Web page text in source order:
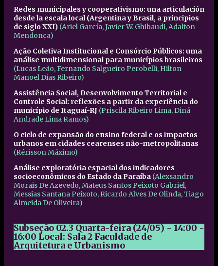
Redes municipales y cooperativismo: una articulación
desde la escala local (Argentina y Brasil, a principios
de siglo XXI) (Ariel García, Javier W. Ghibaudi, Adalton
Mendonça)
Ação Coletiva Institucional e Consórcio Públicos: uma
análise multidimensional para municípios brasileiros
(Lucas Leão, Fernando Salgueiro Perobelli, Hilton
Manoel Dias Ribeiro)
Assistência Social, Desenvolvimento Territorial e
Controle Social: reflexões a partir da experiência do
município de Itaguaí-RJ (Priscila Ribeiro Lima, Diná
Andrade Lima Ramos)
O ciclo de expansão do ensino federal e os impactos
urbanos em cidades cearenses não-metropolitanas
(Rérisson Máximo)
Análise exploratória espacial dos indicadores
socioeconômicos do Estado da Paraíba (Alexsandro
Morais De Azevedo, Mateus Santos Peixoto Gabriel,
Messias Santana Peixoto, Ricardo Alves De Olinda, Tiago
Almeida De Oliveira)
Subseção 02.3 Quarta-feira (24/05) - 14:00 -
16:00 Local: Sala 2 Faculdade de
Arquitetura e Urbanismo